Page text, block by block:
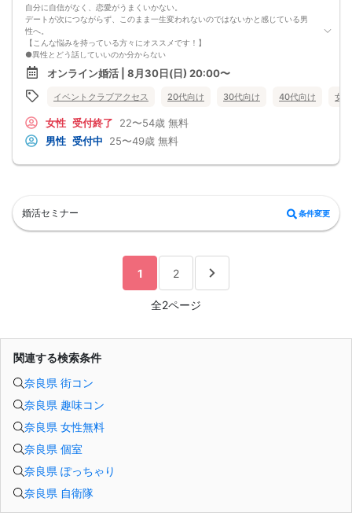
自分に自信がなく、恋愛がうまくいかない。
デートが次につながらず、このまま一生変われないのではないかと感じている男
性へ。
【こんな悩みを持っている方々にオススメです！】
●異性とどう話していいのか分からない
●婚活パーティー、合コンで上手くいかない
●デートやお見合いが２回目につながらない
●今のままでは一生変わらない気がする
●異性から断られると、自分の人格を否定されている気分になる
最短3ヶ月で彼女ができる可能性を高め、1年以内の結婚を目指すための
恋愛・婚活の具体的な方法をお伝えします。
【婚活戦略セミナーで得られるメリットは！】
●好きになった女性との関係を続けられるようになる
まずは、異性が求めていることを理解し、
それを提供できる自分自身に変化していくことにより、
恋愛婚活が上手くいくようになります。
異性が求めていることを理解し、
それを自然に伝えられる自分に変わることで、
好きな女性から選ばれるようになります。
婚活戦略セミナーでは、恋愛や婚活で悩む男性が
【注意事項】
（屋外、車内からのご参加や、途中入室、退出はご遠慮下さい。）
セミナー準備の都合上、当日無断キャンセルの場合は、3,000円のキャンセル料を
オンライン婚活 | 8月30日(日) 20:00〜
イベントクラブアクセス 20代向け 30代向け 40代向け 女
女性 受付終了 22〜54歳 無料
男性 受付中 25〜49歳 無料
婚活セミナー 条件変更
1 2
全2ページ
関連する検索条件
奈良県 街コン
奈良県 趣味コン
奈良県 女性無料
奈良県 個室
奈良県 ぽっちゃり
奈良県 自衛隊